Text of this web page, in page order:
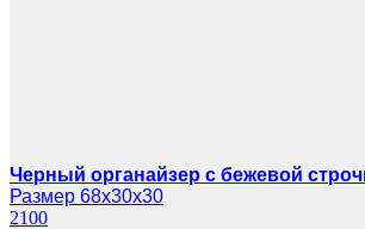
Черный органайзер с бежевой
Размер 68х30х30
2100